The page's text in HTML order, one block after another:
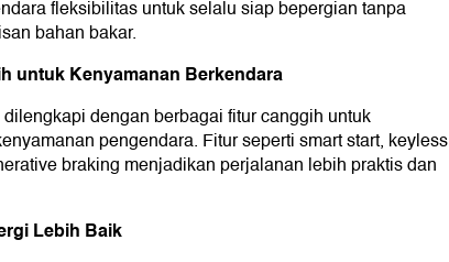
fleksibilitas untuk selalu siap bepergian tanpa
bahan bakar.
untuk Kenyamanan Berkendara
dengan berbagai fitur canggih untuk
pengendara. Fitur seperti smart start, keyless
braking menjadikan perjalanan lebih praktis dan
Lebih Baik